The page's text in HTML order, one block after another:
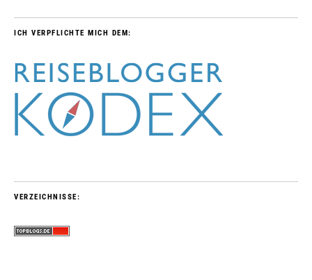
ICH VERPFLICHTE MICH DEM:
VERZEICHNISSE: